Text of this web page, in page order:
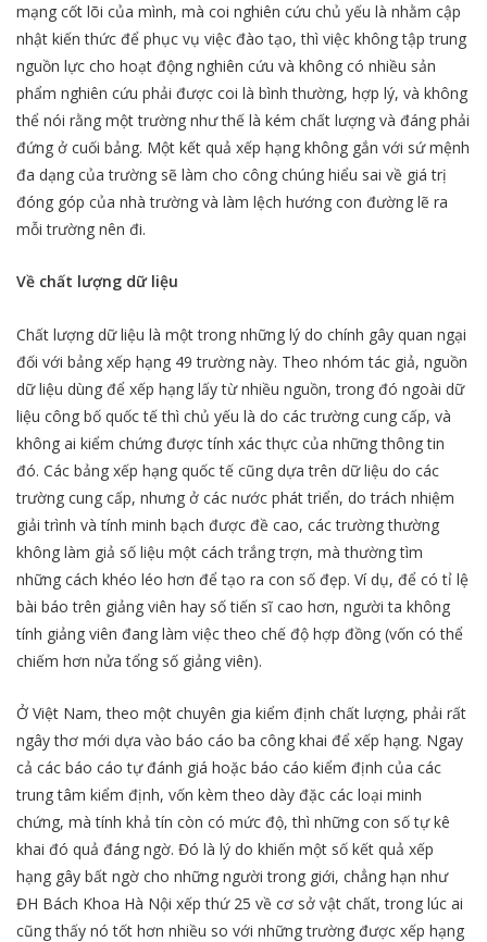
mạng cốt lõi của mình, mà coi nghiên cứu chủ yếu là nhằm cập
nhật kiến thức để phục vụ việc đào tạo, thì việc không tập trung
nguồn lực cho hoạt động nghiên cứu và không có nhiều sản
phẩm nghiên cứu phải được coi là bình thường, hợp lý, và không
thể nói rằng một trường như thế là kém chất lượng và đáng phải
đứng ở cuối bảng. Một kết quả xếp hạng không gắn với sứ mệnh
đa dạng của trường sẽ làm cho công chúng hiểu sai về giá trị
đóng góp của nhà trường và làm lệch hướng con đường lẽ ra
mỗi trường nên đi.
Về chất lượng dữ liệu
Chất lượng dữ liệu là một trong những lý do chính gây quan ngại
đối với bảng xếp hạng 49 trường này. Theo nhóm tác giả, nguồn
dữ liệu dùng để xếp hạng lấy từ nhiều nguồn, trong đó ngoài dữ
liệu công bố quốc tế thì chủ yếu là do các trường cung cấp, và
không ai kiểm chứng được tính xác thực của những thông tin
đó. Các bảng xếp hạng quốc tế cũng dựa trên dữ liệu do các
trường cung cấp, nhưng ở các nước phát triển, do trách nhiệm
giải trình và tính minh bạch được đề cao, các trường thường
không làm giả số liệu một cách trắng trợn, mà thường tìm
những cách khéo léo hơn để tạo ra con số đẹp. Ví dụ, để có tỉ lệ
bài báo trên giảng viên hay số tiến sĩ cao hơn, người ta không
tính giảng viên đang làm việc theo chế độ hợp đồng (vốn có thể
chiếm hơn nửa tổng số giảng viên).
Ở Việt Nam, theo một chuyên gia kiểm định chất lượng, phải rất
ngây thơ mới dựa vào báo cáo ba công khai để xếp hạng. Ngay
cả các báo cáo tự đánh giá hoặc báo cáo kiểm định của các
trung tâm kiểm định, vốn kèm theo dày đặc các loại minh
chứng, mà tính khả tín còn có mức độ, thì những con số tự kê
khai đó quả đáng ngờ. Đó là lý do khiến một số kết quả xếp
hạng gây bất ngờ cho những người trong giới, chẳng hạn như
ĐH Bách Khoa Hà Nội xếp thứ 25 về cơ sở vật chất, trong lúc ai
cũng thấy nó tốt hơn nhiều so với những trường được xếp hạng